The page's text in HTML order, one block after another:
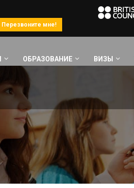
Перезвоните мне!
ОБРАЗОВАНИЕ ВИЗЫ